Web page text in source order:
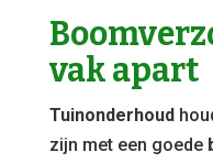
vak apart
Tuinonderhoud
zijn met een goede